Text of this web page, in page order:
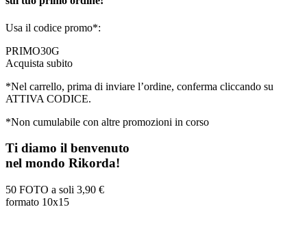
Usa il codice promo*:
PRIMO30G
Acquista subito
*Nel carrello, prima di inviare l’ordine, conferma cliccando su
ATTIVA CODICE.
*Non cumulabile con altre promozioni in corso
Ti diamo il benvenuto
nel mondo Rikorda!
50 FOTO a soli 3,90 €
formato 10x15